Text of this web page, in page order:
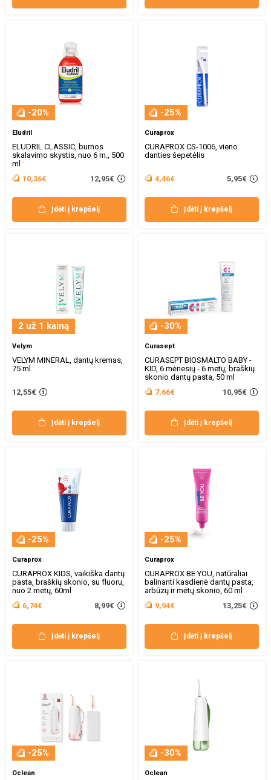
-20%
Eludril
ELUDRIL CLASSIC, burnos
skalavimo skystis, nuo 6 m., 500
ml
10,36€
12,95€
Įdėti į krepšelį
-25%
Curaprox
CURAPROX CS-1006, vieno
danties šepetėlis
4,46€ 5,95€
Įdėti į krepšelį
2 už 1 kainą
Velym
VELYM MINERAL, dantų kremas,
75 ml
12,55€
Įdėti į krepšelį
-30%
Curasept
CURASEPT BIOSMALTO BABY -
KID, 6 mėnesių - 6 metų, braškių
skonio dantų pasta, 50 ml
7,66€
10,95€
Įdėti į krepšelį
-25%
Curaprox
CURAPROX KIDS, vaikiška dantų
pasta, braškių skonio, su fluoru,
nuo 2 metų, 60ml
6,74€
8,99€
Įdėti į krepšelį
-25%
Curaprox
CURAPROX BE YOU, natūraliai
balinanti kasdienė dantų pasta,
arbūzų ir mėtų skonio, 60 ml
9,94€
13,25€
Įdėti į krepšelį
-25%
Oclean
-30%
Oclean